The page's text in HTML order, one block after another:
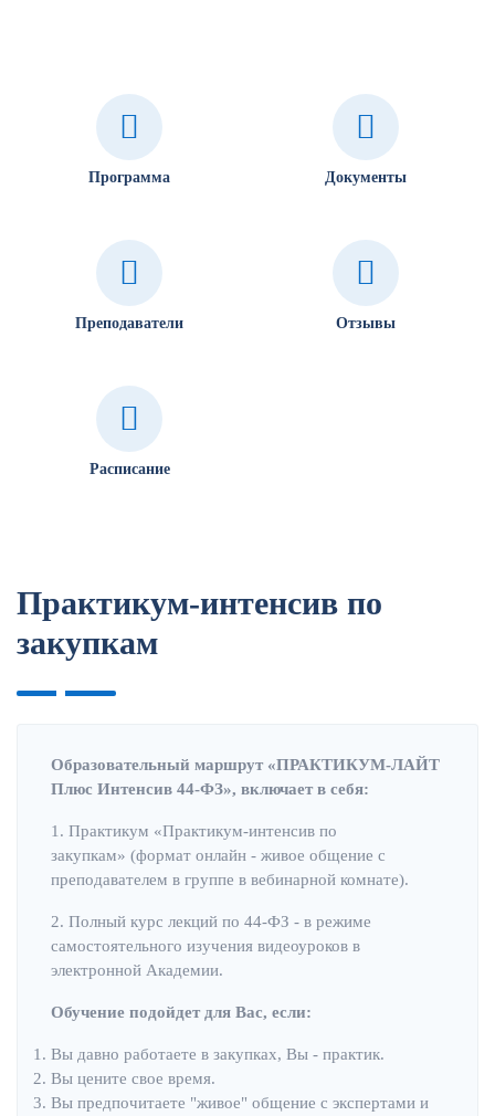
Программа Документы
Преподаватели Отзывы
Расписание
Практикум-интенсив по
закупкам
Образовательный маршрут «ПРАКТИКУМ-ЛАЙТ
Плюс Интенсив 44-ФЗ», включает в себя:
1. Практикум «Практикум-интенсив по
закупкам» (формат онлайн - живое общение с
преподавателем в группе в вебинарной комнате).
2. Полный курс лекций по 44-ФЗ - в режиме
самостоятельного изучения видеоуроков в
электронной Академии.
Обучение подойдет для Вас, если:
Вы давно работаете в закупках, Вы - практик.
Вы цените свое время.
Вы предпочитаете "живое" общение с экспертами и